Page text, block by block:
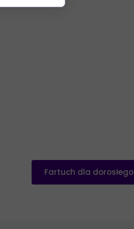
Fartuch dla dorosłego